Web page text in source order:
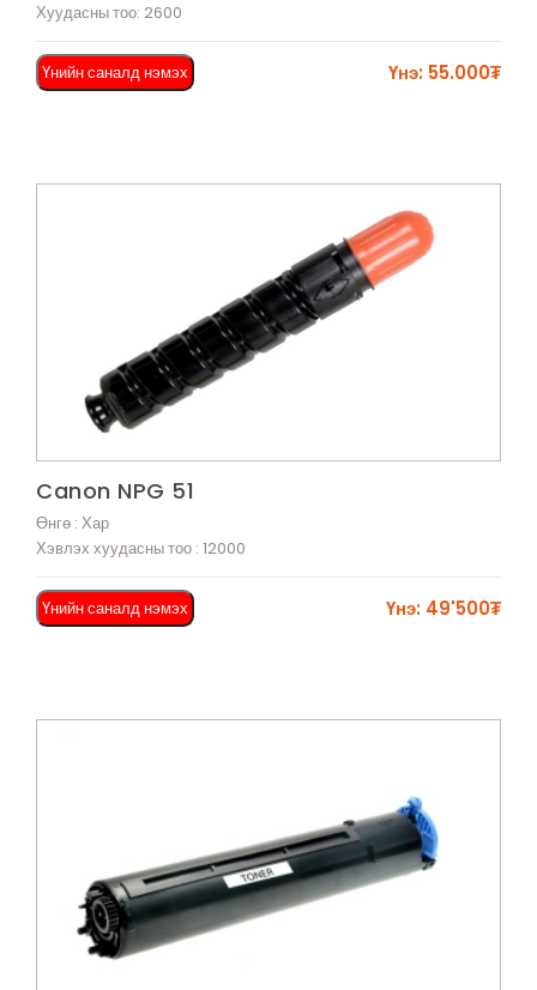
Хуудасны тоо: 2600
Үнийн саналд нэмэх Үнэ: 55.000₮
Canon NPG 51
Өнгө : Хар
Хэвлэх хуудасны тоо : 12000
Үнийн саналд нэмэх Үнэ: 49'500₮